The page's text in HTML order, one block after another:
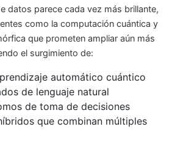
datos parece cada vez más brillante,
como la computación cuántica y
que prometen ampliar aún más
el surgimiento de:
automático cuántico
de lenguaje natural
de toma de decisiones
que combinan múltiples